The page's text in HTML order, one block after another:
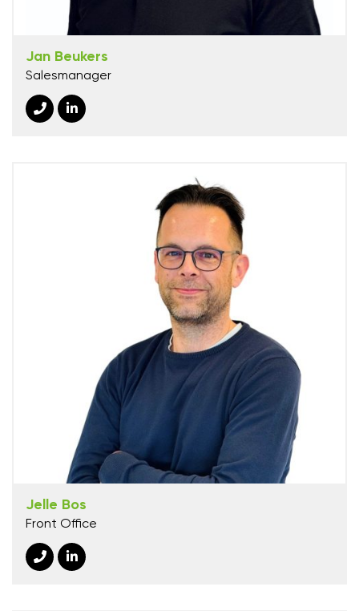
Jan Beukers
Salesmanager
Jelle Bos
Front Office